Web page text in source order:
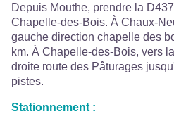
Depuis Mouthe, prendre la
Chapelle-des-Bois. À Chaux-
gauche direction chapelle des
km. À Chapelle-des-Bois, vers
droite route des Pâturages
pistes.
Stationnement :